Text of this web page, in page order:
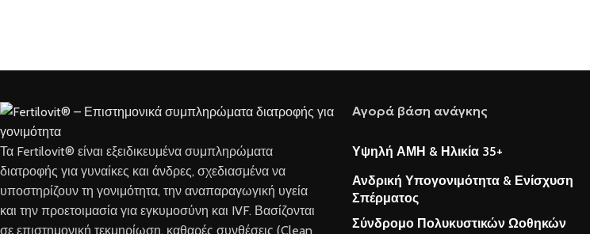
Τα Fertilovit® είναι εξειδικευμένα συμπληρώματα
διατροφής για γυναίκες και άνδρες, σχεδιασμένα να
υποστηρίζουν τη γονιμότητα, την αναπαραγωγική υγεία
και την προετοιμασία για εγκυμοσύνη και IVF. Βασίζονται
σε επιστημονική τεκμηρίωση, καθαρές συνθέσεις (Clean
Αγορά βάση ανάγκης
Υψηλή ΑΜΗ & Ηλικία 35+
Ανδρική Υπογονιμότητα & Ενίσχυση
Σπέρματος
Σύνδρομο Πολυκυστικών Ωοθηκών